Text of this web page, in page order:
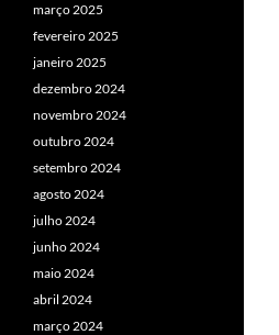
março 2025
fevereiro 2025
janeiro 2025
dezembro 2024
novembro 2024
outubro 2024
setembro 2024
agosto 2024
julho 2024
junho 2024
maio 2024
abril 2024
março 2024